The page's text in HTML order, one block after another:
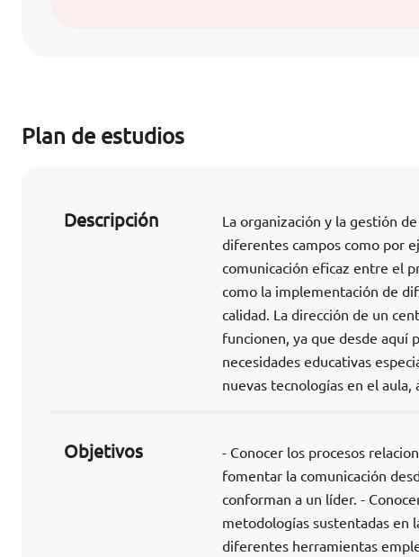
Plan de estudios
Descripción
La organización y la gestión
diferentes campos como por
comunicación eficaz entre el
como la implementación de
calidad. La dirección de un
funcionen, ya que desde aquí
necesidades educativas
nuevas tecnologías en el
Objetivos
- Conocer los procesos
fomentar la comunicación
conforman a un líder. -
metodologías sustentadas en
diferentes herramientas